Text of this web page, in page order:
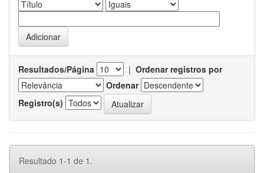
Resultados/Página | Ordenar registros por
Ordenar
Registro(s)
Resultado 1-1 de 1.